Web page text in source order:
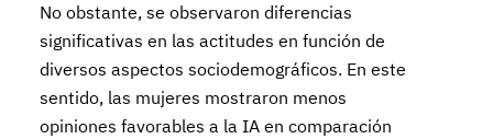
No obstante, se observaron diferencias
significativas en las actitudes en función de
diversos aspectos sociodemográficos. En este
sentido, las mujeres mostraron menos
opiniones favorables a la IA en comparación